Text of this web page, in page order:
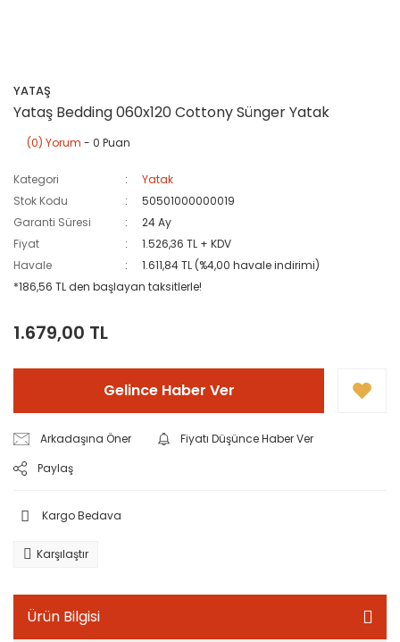
YATAŞ
Yataş Bedding 060x120 Cottony Sünger Yatak
(0) Yorum - 0 Puan
Kategori
Yatak
Stok Kodu
50501000000019
Garanti Süresi
24 Ay
Fiyat
1.526,36 TL + KDV
Havale
1.611,84 TL (%4,00 havale indirimi)
*186,56 TL den başlayan taksitlerle!
1.679,00 TL
Gelince Haber Ver
Arkadaşına Öner
Fiyatı Düşünce Haber Ver
Paylaş
Kargo Bedava
Karşılaştır
Ürün Bilgisi